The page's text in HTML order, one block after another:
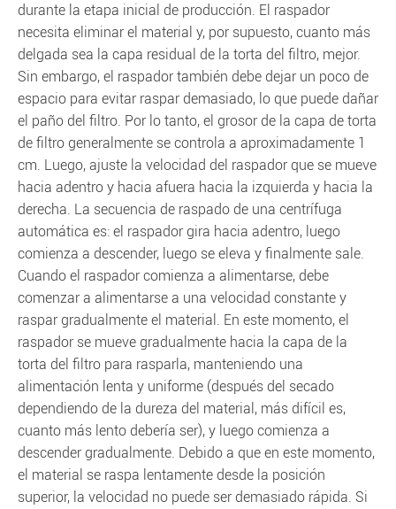
durante la etapa inicial de producción. El raspador
necesita eliminar el material y, por supuesto, cuanto más
delgada sea la capa residual de la torta del filtro, mejor.
Sin embargo, el raspador también debe dejar un poco de
espacio para evitar raspar demasiado, lo que puede dañar
el paño del filtro. Por lo tanto, el grosor de la capa de torta
de filtro generalmente se controla a aproximadamente 1
cm. Luego, ajuste la velocidad del raspador que se mueve
hacia adentro y hacia afuera hacia la izquierda y hacia la
derecha. La secuencia de raspado de una centrífuga
automática es: el raspador gira hacia adentro, luego
comienza a descender, luego se eleva y finalmente sale.
Cuando el raspador comienza a alimentarse, debe
comenzar a alimentarse a una velocidad constante y
raspar gradualmente el material. En este momento, el
raspador se mueve gradualmente hacia la capa de la
torta del filtro para rasparla, manteniendo una
alimentación lenta y uniforme (después del secado
dependiendo de la dureza del material, más difícil es,
cuanto más lento debería ser), y luego comienza a
descender gradualmente. Debido a que en este momento,
el material se raspa lentamente desde la posición
superior, la velocidad no puede ser demasiado rápida. Si